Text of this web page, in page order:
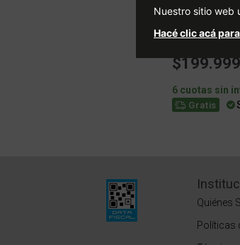
6 cuotas sin
Gratis
Quiénes
Políticas
Nuestro sitio web
Hacé clic acá